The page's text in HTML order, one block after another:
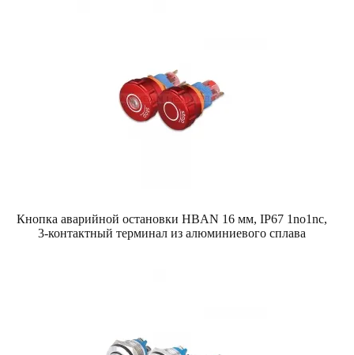
Кнопка аварийной остановки HBAN 16 мм, IP67 1no1nc,
3-контактный терминал из алюминиевого сплава